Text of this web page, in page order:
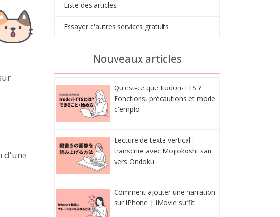
d'une
Liste des articles
Essayer d'autres services gratuits
Nouveaux articles
Qu'est-ce que Irodori-TTS ?
Fonctions, précautions et mode
d'emploi
Lecture de texte vertical :
transcrire avec Mojiokoshi-san
vers Ondoku
Comment ajouter une narration
sur iPhone | iMovie suffit